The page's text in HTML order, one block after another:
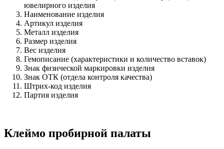
ювелирного изделия
Наименование изделия
Артикул изделия
Металл изделия
Размер изделия
Вес изделия
Гемописание (характеристики и количество вставок)
Знак физической маркировки изделия
Знак ОТК (отдела контроля качества)
Штрих-код изделия
Партия изделия
Клеймо пробирной палаты